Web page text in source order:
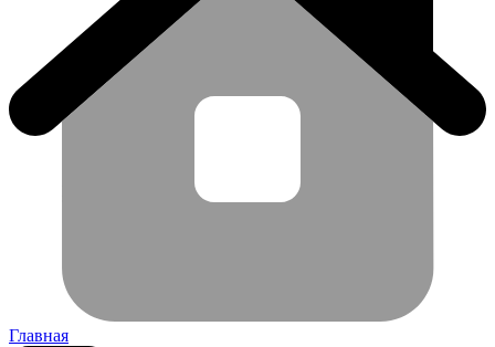
Главная